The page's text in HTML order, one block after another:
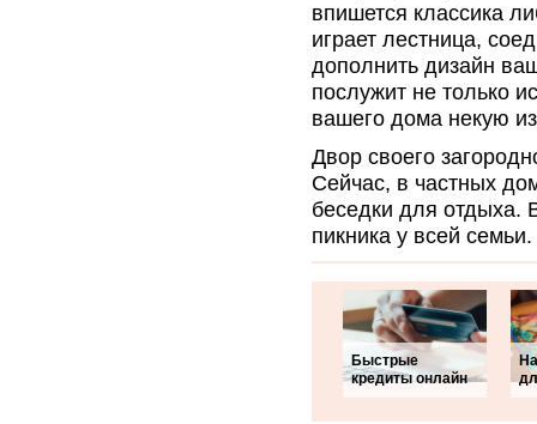
впишется классика
играет лестница,
дополнить дизайн
послужит не только
вашего дома некую
Двор своего
Сейчас, в частных
беседки для отдыха.
пикника у всей семьи.
Быстрые
кредиты онлайн